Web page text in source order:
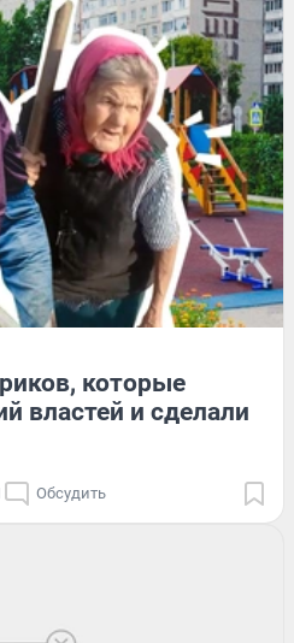
которые
властей и сделали
Обсудить